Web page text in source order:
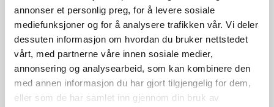
annonser et personlig preg, for å levere sosiale
mediefunksjoner og for å analysere trafikken vår. Vi deler
dessuten informasjon om hvordan du bruker nettstedet
vårt, med partnerne våre innen sosiale medier,
annonsering og analysearbeid, som kan kombinere den
med annen informasjon du har gjort tilgjengelig for dem,
eller som de har samlet inn gjennom din bruk av
mjukt, glansfullt og lett å handtere ✨
I tillegg gir den UV-beskyttelse, slik at håret ditt er skjerma
mot sol og falming ☀️
Perfekt for deg som:
– vil ha enkel pleie i ein travel kvardag
– treng ekstra fukt og beskyttelse
– vil ta vare på hårfargen og kvaliteten 💫